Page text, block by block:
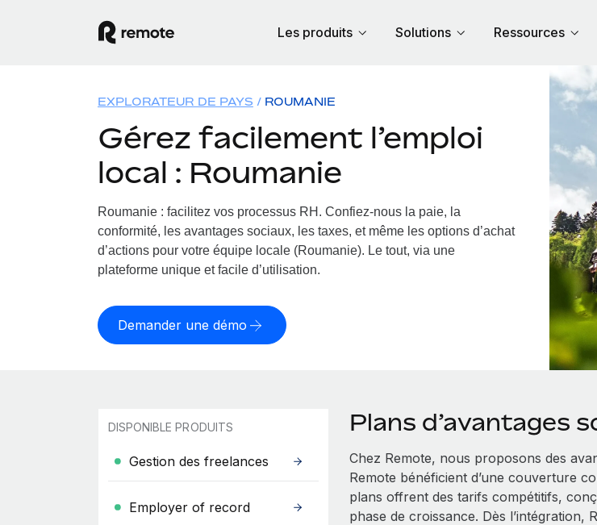
Les produits Solutions Ressources
EXPLORATEUR DE PAYS ROUMANIE
Gérez facilement l’emploi
local : Roumanie
Roumanie : facilitez vos processus RH. Confiez-nous la paie, la
conformité, les avantages sociaux, les taxes, et même les options d’achat
d’actions pour votre équipe locale (Roumanie). Le tout, via une
plateforme unique et facile d’utilisation.
Demander une démo
DISPONIBLE PRODUITS
Gestion des freelances
Employer of record
Plans d’avantages
Chez Remote, nous proposons des
Remote bénéficient d’une couverture
plans offrent des tarifs compétitifs,
phase de croissance. Dès l’intégration,